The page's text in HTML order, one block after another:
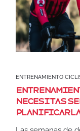
ENTRENAMIENTO
necesitas